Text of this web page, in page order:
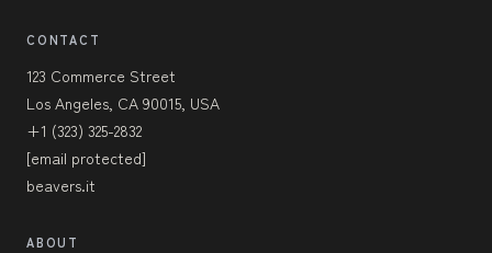
CONTACT
123 Commerce Street
Los Angeles, CA 90015, USA
+1 (323) 325-2832
[email protected]
beavers.it
ABOUT